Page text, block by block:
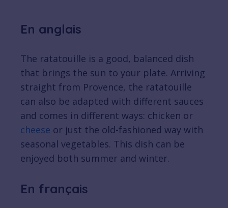
En anglais
The ratatouille is a good, balanced dish
that brings the sun to your plate. Arriving
straight from Provence, the ratatouille
can also be adapted with different sauces
and comes in different ways: chicken or
cheese or just the old-fashioned way with
seasonal vegetables. This dish can be
enjoyed both summer and winter.
En français